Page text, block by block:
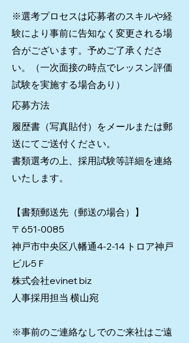
※選考プロセスは応募者のスキルや経
験により事前に告知なく変更される場
合がございます。予めご了承くださ
い。（一次面接の時点でレッスン評価
試験を実施する場合あり）
応募方法
履歴書（写真貼付）をメールまたは郵
送にてご送付ください。
書類選考の上、採用試験等詳細を連絡
いたします。
【書類郵送先（郵送の場合）】
〒651-0085
神戸市中央区八幡通4-2-14 トロア神戸
ビル5Ｆ
株式会社evinet biz
人事採用担当 横山宛
※事前のご連絡なしでのご来社はご遠